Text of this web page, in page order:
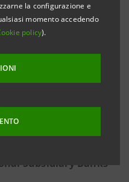
la configurazione e
momento accedendo
policy).
“I premi ricevuti sono un
del modello di
efficienza,
dei servizi offerti
Subsidiary Banks